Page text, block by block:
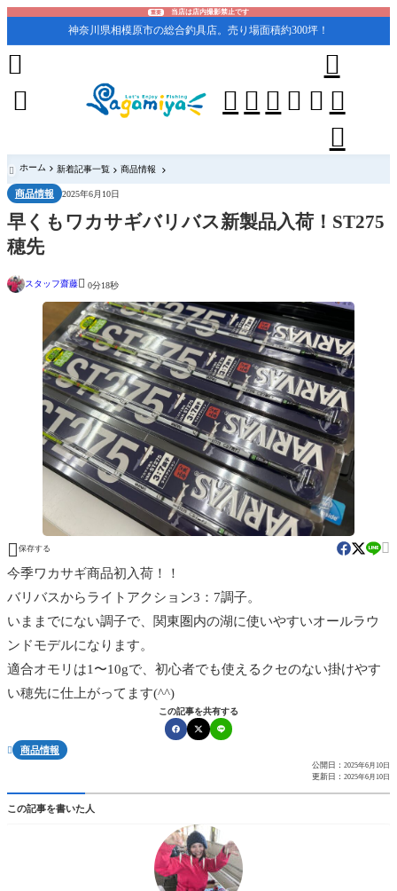
重要 当店は店内撮影禁止です
神奈川県相模原市の総合釣具店。売り場面積約300坪！
    





 ホーム 新着記事一覧 商品情報
商品情報 2025年6月10日
早くもワカサギバリバス新製品入荷！ST275
穂先
スタッフ齋藤 0分18秒
 保存する 
今季ワカサギ商品初入荷！！
バリバスからライトアクション3：7調子。
いままでにない調子で、関東圏内の湖に使いやすいオールラウ
ンドモデルになります。
適合オモリは1〜10gで、初心者でも使えるクセのない掛けやす
い穂先に仕上がってます(^^)
この記事を共有する
 商品情報
公開日： 2025年6月10日
更新日： 2025年6月10日
この記事を書いた人